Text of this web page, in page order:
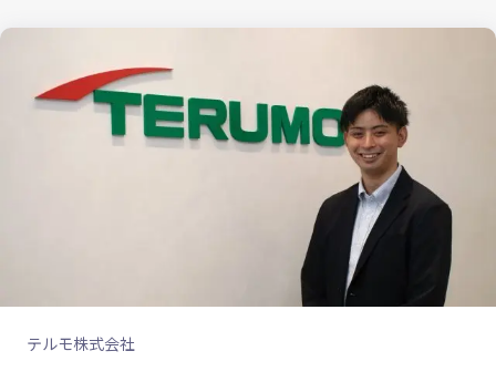
テルモ株式会社